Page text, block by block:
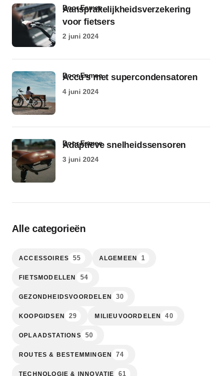
Aansprakelijkheidsverzekering
voor fietsers
door Esmee
2 juni 2024
Accu’s met supercondensatoren
door Esmee
4 juni 2024
Adaptieve snelheidssensoren
door Esmee
3 juni 2024
Alle categorieën
ACCESSOIRES 55 ALGEMEEN 1
FIETSMODELLEN 54
GEZONDHEIDSVOORDELEN 30
KOOPGIDSEN 29 MILIEUVOORDELEN 40
OPLAADSTATIONS 50
ROUTES & BESTEMMINGEN 74
TECHNOLOGIE & INNOVATIE 61